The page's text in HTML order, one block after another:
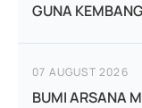
GUNA
07 AUGUST 2026
BUMI ARSANA